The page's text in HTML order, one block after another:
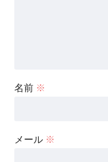
名前 ※
メール ※